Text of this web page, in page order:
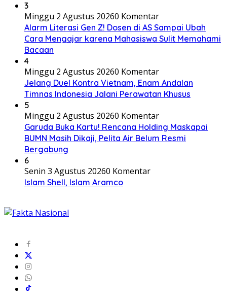
3
Minggu 2 Agustus 20260 Komentar
Alarm Literasi Gen Z! Dosen di AS Sampai Ubah
Cara Mengajar karena Mahasiswa Sulit Memahami
Bacaan
4
Minggu 2 Agustus 20260 Komentar
Jelang Duel Kontra Vietnam, Enam Andalan
Timnas Indonesia Jalani Perawatan Khusus
5
Minggu 2 Agustus 20260 Komentar
Garuda Buka Kartu! Rencana Holding Maskapai
BUMN Masih Dikaji, Pelita Air Belum Resmi
Bergabung
6
Senin 3 Agustus 20260 Komentar
Islam Shell, Islam Aramco